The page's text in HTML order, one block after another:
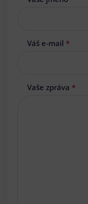
Váš e-mail *
Vaše zpráva *